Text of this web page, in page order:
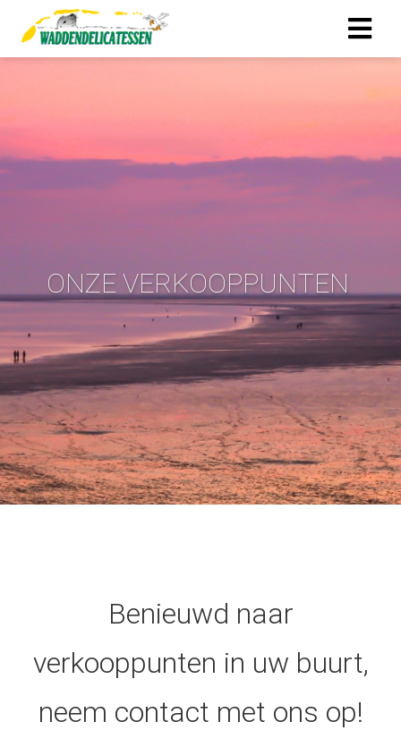
ONZE VERKOOPPUNTEN
Benieuwd naar
verkooppunten in uw buurt,
neem contact met ons op!